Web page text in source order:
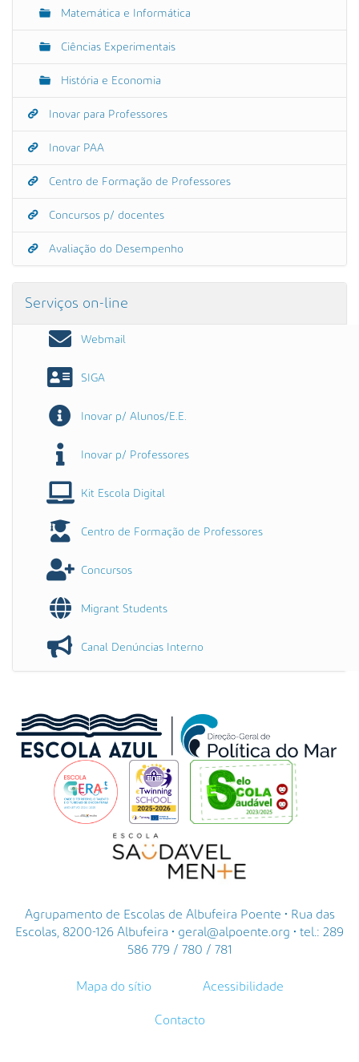
Matemática e Informática
Ciências Experimentais
História e Economia
Inovar para Professores
Inovar PAA
Centro de Formação de Professores
Concursos p/ docentes
Avaliação do Desempenho
Serviços on-line
Webmail
SIGA
Inovar p/ Alunos/E.E.
Inovar p/ Professores
Kit Escola Digital
Centro de Formação de Professores
Concursos
Migrant Students
Canal Denúncias Interno
Agrupamento de Escolas de Albufeira Poente • Rua das
Escolas, 8200-126 Albufeira • geral@alpoente.org • tel.: 289
586 779 / 780 / 781
Mapa do sítio Acessibilidade
Contacto